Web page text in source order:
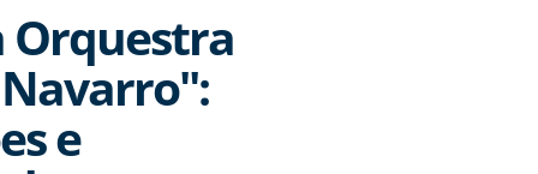
Orquestra
e